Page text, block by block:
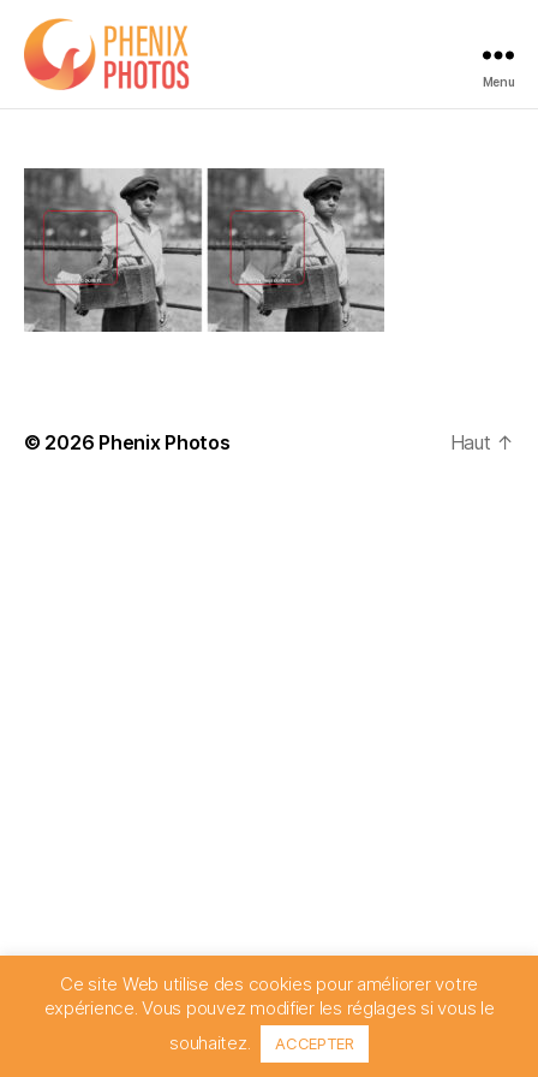
Menu
© 2026 Phenix Photos Haut ↑
Ce site Web utilise des cookies pour améliorer votre
expérience. Vous pouvez modifier les réglages si vous le
souhaitez.
ACCEPTER